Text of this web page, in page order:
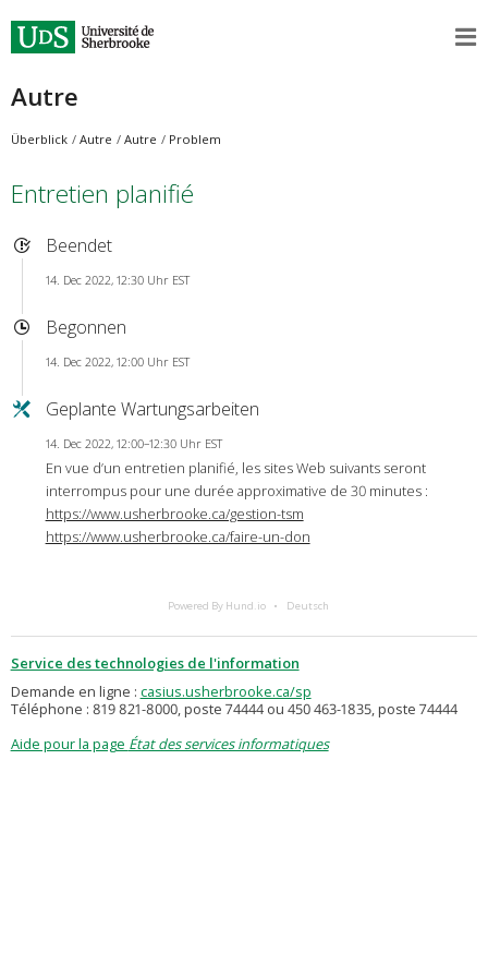
Autre
Überblick Autre Autre Problem
Entretien planifié
Beendet
14. Dec 2022, 12:30 Uhr EST
Begonnen
14. Dec 2022, 12:00 Uhr EST
Geplante Wartungsarbeiten
14. Dec 2022, 12:00–12:30 Uhr EST
En vue d’un entretien planifié, les sites Web suivants seront
interrompus pour une durée approximative de 30 minutes :
https://www.usherbrooke.ca/gestion-tsm
https://www.usherbrooke.ca/faire-un-don
Powered By Hund.io Deutsch
Service des technologies de l'information
Demande en ligne : casius.usherbrooke.ca/sp
Téléphone : 819 821-8000, poste 74444 ou 450 463-1835, poste 74444
Aide pour la page État des services informatiques